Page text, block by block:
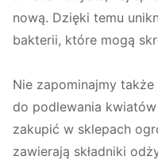
nową. Dzięki temu
bakterii, które mogą
Nie zapominajmy
do podlewania
zakupić w sklepach
zawierają składniki